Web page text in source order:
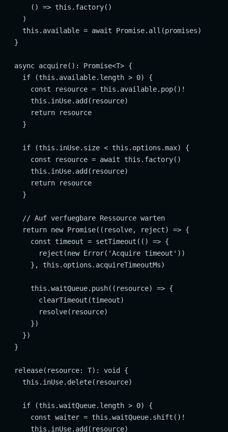
      () => this.factory()
    )
    this.available = await Promise.all(promises)
  }
  async acquire(): Promise<T> {
    if (this.available.length > 0) {
      const resource = this.available.pop()!
      this.inUse.add(resource)
      return resource
    }
    if (this.inUse.size < this.options.max) {
      const resource = await this.factory()
      this.inUse.add(resource)
      return resource
    }
    // Auf verfuegbare Ressource warten
    return new Promise((resolve, reject) => {
      const timeout = setTimeout(() => {
        reject(new Error('Acquire timeout'))
      }, this.options.acquireTimeoutMs)
      this.waitQueue.push((resource) => {
        clearTimeout(timeout)
        resolve(resource)
      })
    })
  }
  release(resource: T): void {
    this.inUse.delete(resource)
    if (this.waitQueue.length > 0) {
      const waiter = this.waitQueue.shift()!
      this.inUse.add(resource)